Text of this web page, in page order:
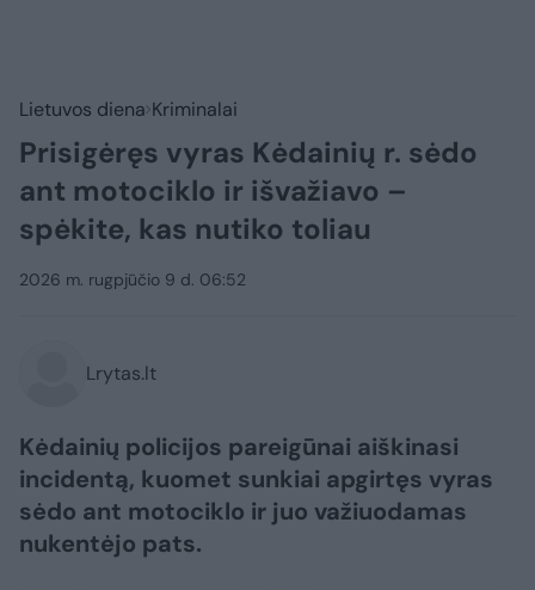
Lietuvos diena Kriminalai
Prisigėręs vyras Kėdainių r. sėdo
ant motociklo ir išvažiavo –
spėkite, kas nutiko toliau
2026 m. rugpjūčio 9 d. 06:52
Lrytas.lt
Kėdainių policijos pareigūnai aiškinasi
incidentą, kuomet sunkiai apgirtęs vyras
sėdo ant motociklo ir juo važiuodamas
nukentėjo pats.